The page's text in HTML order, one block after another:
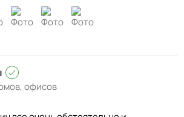
офисов